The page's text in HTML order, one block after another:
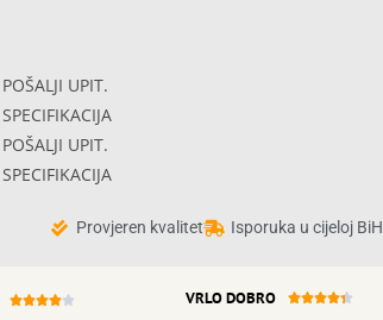
POŠALJI UPIT.
SPECIFIKACIJA
POŠALJI UPIT.
SPECIFIKACIJA
Provjeren kvalitet Isporuka u cijeloj BiH
 VRLO DOBRO 